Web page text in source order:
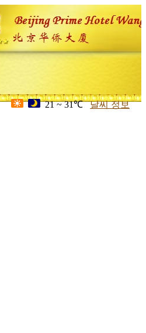
21 ~ 31℃ 날씨 정보